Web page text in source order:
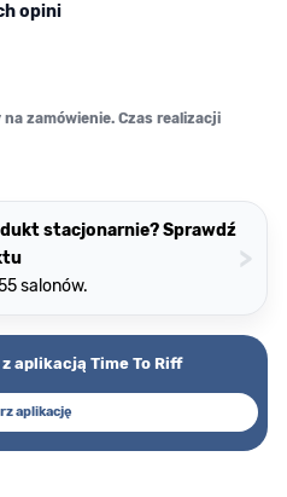
opini
zamówienie. Czas realizacji
stacjonarnie? Sprawdź
salonów.
>
z aplikacją Time To Riff
aplikację